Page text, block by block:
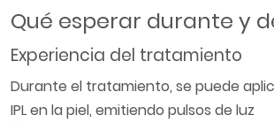
Qué esperar durante y
Experiencia del tratamiento
Durante el tratamiento, se puede
IPL en la piel, emitiendo pulsos de luz